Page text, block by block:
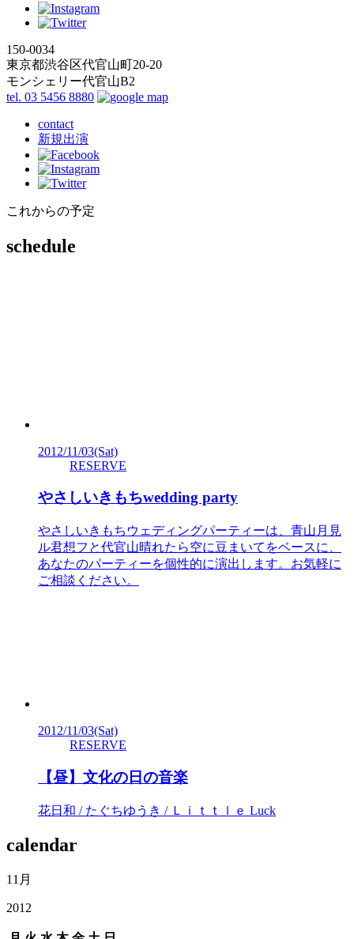
150-0034
東京都渋谷区代官山町20-20
モンシェリー代官山B2
tel. 03 5456 8880
contact
新規出演
これからの予定
schedule
2012/11/03(Sat)
RESERVE
やさしいきもちwedding party
やさしいきもちウェディングパーティーは、青山月見
ル君想フと代官山晴れたら空に豆まいてをベースに、
あなたのパーティーを個性的に演出します。お気軽に
ご相談ください。
2012/11/03(Sat)
RESERVE
【昼】文化の日の音楽
花日和 / たぐちゆうき / Ｌｉｔｔｌｅ Luck
calendar
11月
2012